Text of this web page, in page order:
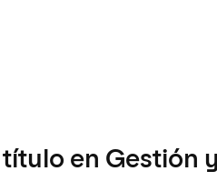
en Gestión